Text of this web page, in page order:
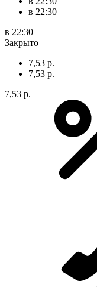
в 22:30
в 22:30
Закрыто
7,53 р.
7,53 р.
7,53 р.